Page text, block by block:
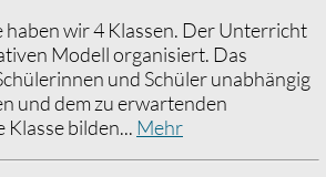
haben wir 4 Klassen. Der Unterricht
Modell organisiert. Das
und Schüler unabhängig
und dem zu erwartenden
Klasse bilden... Mehr